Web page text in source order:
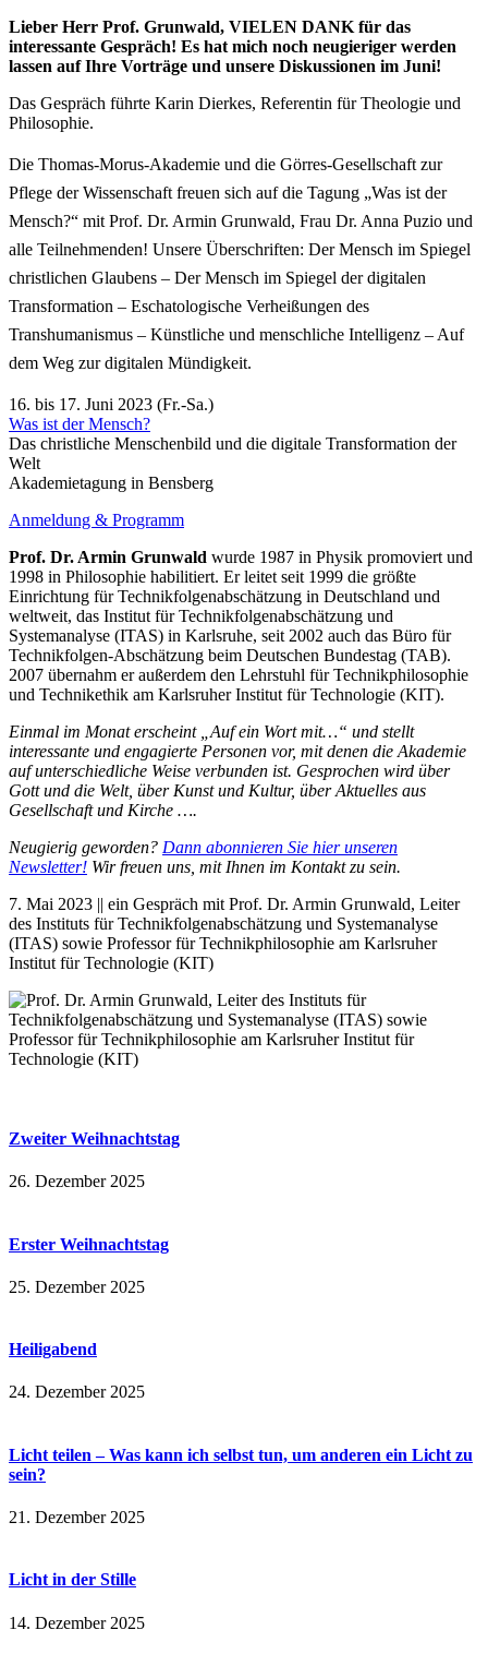
Lieber Herr Prof. Grunwald, VIELEN DANK für das
interessante Gespräch! Es hat mich noch neugieriger werden
lassen auf Ihre Vorträge und unsere Diskussionen im Juni!
Das Gespräch führte Karin Dierkes, Referentin für Theologie und
Philosophie.
Die Thomas-Morus-Akademie und die Görres-Gesellschaft zur
Pflege der Wissenschaft freuen sich auf die Tagung „Was ist der
Mensch?“ mit Prof. Dr. Armin Grunwald, Frau Dr. Anna Puzio und
alle Teilnehmenden! Unsere Überschriften: Der Mensch im Spiegel
christlichen Glaubens – Der Mensch im Spiegel der digitalen
Transformation – Eschatologische Verheißungen des
Transhumanismus – Künstliche und menschliche Intelligenz – Auf
dem Weg zur digitalen Mündigkeit.
16. bis 17. Juni 2023 (Fr.-Sa.)
Was ist der Mensch?
Das christliche Menschenbild und die digitale Transformation der
Welt
Akademietagung in Bensberg
Anmeldung & Programm
Prof. Dr. Armin Grunwald wurde 1987 in Physik promoviert und
1998 in Philosophie habilitiert. Er leitet seit 1999 die größte
Einrichtung für Technikfolgenabschätzung in Deutschland und
weltweit, das Institut für Technikfolgenabschätzung und
Systemanalyse (ITAS) in Karlsruhe, seit 2002 auch das Büro für
Technikfolgen-Abschätzung beim Deutschen Bundestag (TAB).
2007 übernahm er außerdem den Lehrstuhl für Technikphilosophie
und Technikethik am Karlsruher Institut für Technologie (KIT).
Einmal im Monat erscheint „Auf ein Wort mit…“ und stellt
interessante und engagierte Personen vor, mit denen die Akademie
auf unterschiedliche Weise verbunden ist. Gesprochen wird über
Gott und die Welt, über Kunst und Kultur, über Aktuelles aus
Gesellschaft und Kirche ….
Neugierig geworden? Dann abonnieren Sie hier unseren
Newsletter! Wir freuen uns, mit Ihnen im Kontakt zu sein.
7. Mai 2023 || ein Gespräch mit Prof. Dr. Armin Grunwald, Leiter
des Insti­tuts für Technikfolgenabschätzung und Systemanalyse
(ITAS) sowie Professor für Technik­philosophie am Karlsruher
Institut für Technologie (KIT)
Zweiter Weihnachtstag
26. Dezember 2025
Erster Weihnachtstag
25. Dezember 2025
Heiligabend
24. Dezember 2025
Licht teilen – Was kann ich selbst tun, um anderen ein Licht zu
sein?
21. Dezember 2025
Licht in der Stille
14. Dezember 2025